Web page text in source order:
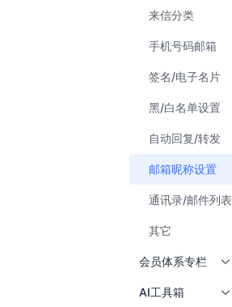
来信分类
手机号码邮箱
签名/电子名片
黑/白名单设置
自动回复/转发
邮箱昵称设置
通讯录/邮件列表
其它
会员体系专栏
AI工具箱